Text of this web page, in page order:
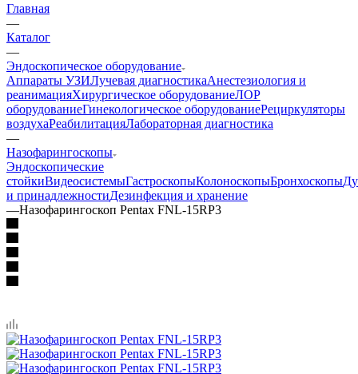
Главная
—
Каталог
—
Эндоскопическое оборудование
Аппараты УЗИЛучевая диагностикаАнестезиология и
реанимацияХирургическое оборудованиеЛОР
оборудованиеГинекологическое оборудованиеРециркуляторы
воздухаРеабилитацияЛабораторная диагностика
—
Назофарингоскопы
Эндоскопические
стойкиВидеосистемыГастроскопыКолоноскопыБронхоскопы
и принадлежностиДезинфекция и хранение
—Назофарингоскоп Pentax FNL-15RP3